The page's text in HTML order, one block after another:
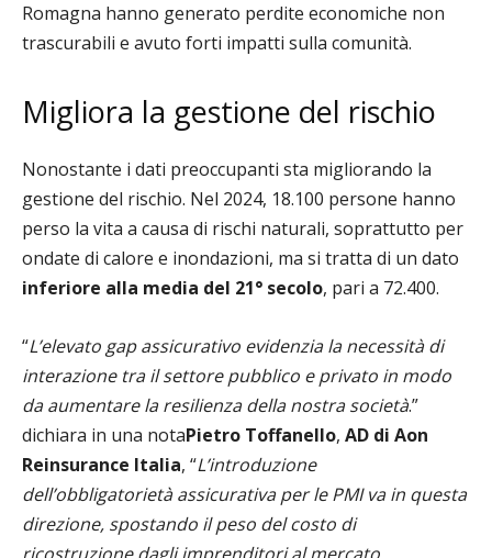
Romagna hanno generato perdite economiche non
trascurabili e avuto forti impatti sulla comunità.
Migliora la gestione del rischio
Nonostante i dati preoccupanti sta migliorando la
gestione del rischio. Nel 2024, 18.100 persone hanno
perso la vita a causa di rischi naturali, soprattutto per
ondate di calore e inondazioni, ma si tratta di un dato
inferiore alla media del 21° secolo, pari a 72.400.
“L’elevato gap assicurativo evidenzia la necessità di
interazione tra il settore pubblico e privato in modo
da aumentare la resilienza della nostra società.”
dichiara in una notaPietro Toffanello, AD di Aon
Reinsurance Italia, “L’introduzione
dell’obbligatorietà assicurativa per le PMI va in questa
direzione, spostando il peso del costo di